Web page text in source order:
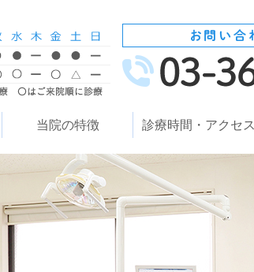
当院の特徴 診療時間・アクセス